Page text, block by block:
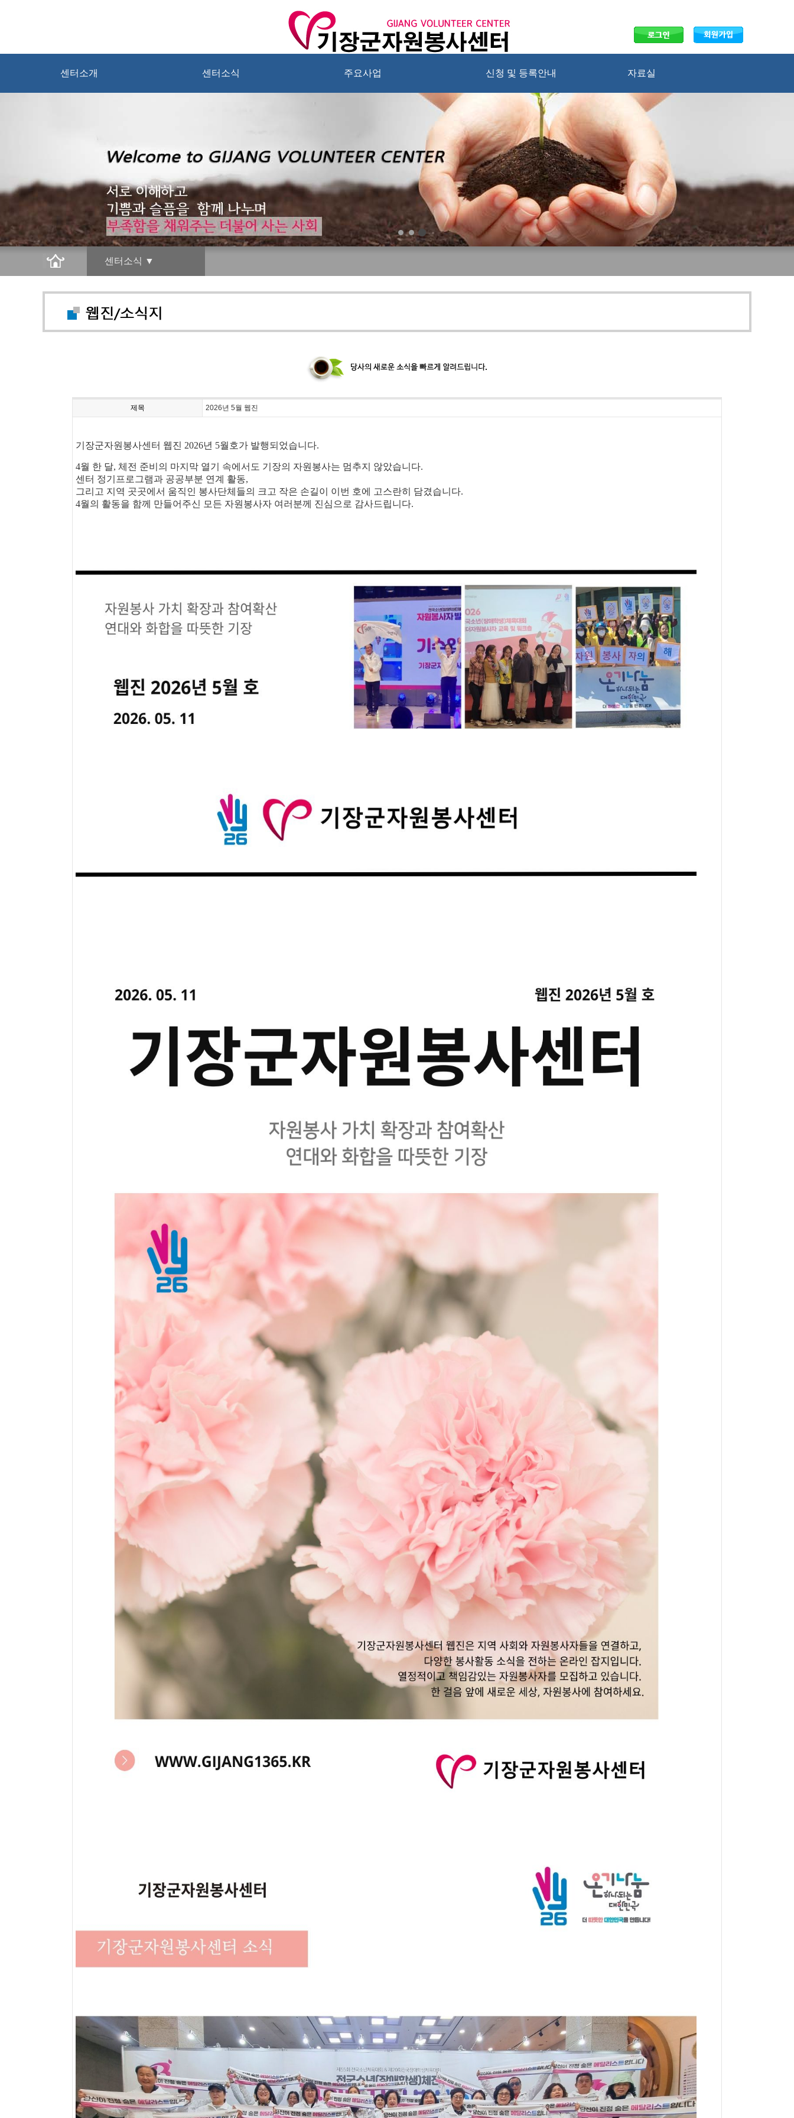
센터소개 센터소식 주요사업 신청 및 등록안내 자료실
센터소식 ▼
제목 2026년 5월 웹진
기장군자원봉사센터 웹진 2026년 5월호가 발행되었습니다.
4월 한 달, 체전 준비의 마지막 열기 속에서도 기장의 자원봉사는 멈추지 않았습니다.
센터 정기프로그램과 공공부분 연계 활동,
그리고 지역 곳곳에서 움직인 봉사단체들의 크고 작은 손길이 이번 호에 고스란히 담겼습니다.
4월의 활동을 함께 만들어주신 모든 자원봉사자 여러분께 진심으로 감사드립니다.